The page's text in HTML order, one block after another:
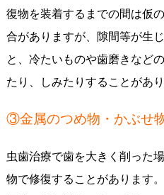
復物を装着するまでの間は仮
合がありますが、隙間等が生
と、冷たいものや歯磨きなど
たり、しみたりすることがあり
③金属のつめ物・かぶせ
虫歯治療で歯を大きく削った
物で修復することがあります